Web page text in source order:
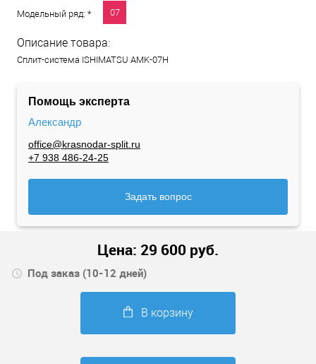
Модельный ряд: * 07
Описание товара:
Сплит-система ISHIMATSU AMK-07H
Помощь эксперта
Александр
office@krasnodar-split.ru
+7 938 486-24-25
Задать вопрос
Цена: 29 600 руб.
Под заказ (10-12 дней)
В корзину